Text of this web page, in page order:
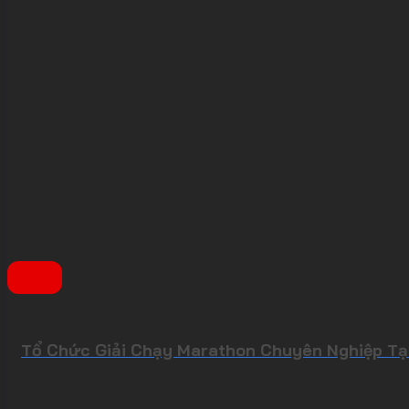
Tổ Chức Giải Chạy Marathon Chuyên Nghiệp